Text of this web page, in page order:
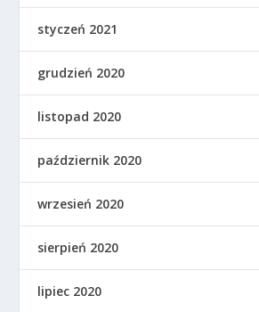
styczeń 2021
grudzień 2020
listopad 2020
październik 2020
wrzesień 2020
sierpień 2020
lipiec 2020